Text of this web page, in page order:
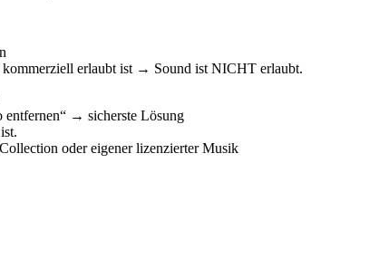
kommerziell erlaubt ist → Sound ist NICHT erlaubt.
→ sicherste Lösung
oder eigener lizenzierter Musik